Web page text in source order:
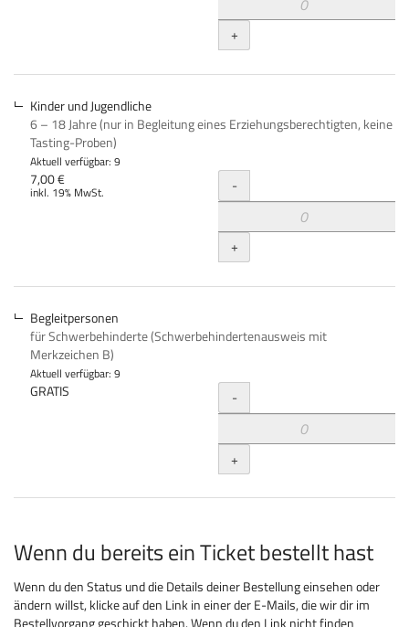
+
Kinder und Jugendliche
6 – 18 Jahre (nur in Begleitung eines Erziehungsberechtigten, keine
Tasting-Proben)
Aktuell verfügbar: 9
7,00 €
inkl. 19% MwSt. Menge
-
+
Begleitpersonen
für Schwerbehinderte (Schwerbehindertenausweis mit
Merkzeichen B)
Aktuell verfügbar: 9
GRATIS Menge
-
+
Wenn du bereits ein Ticket bestellt hast
Wenn du den Status und die Details deiner Bestellung einsehen oder
ändern willst, klicke auf den Link in einer der E-Mails, die wir dir im